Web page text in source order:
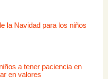
la Navidad para los niños
a tener paciencia en
en valores